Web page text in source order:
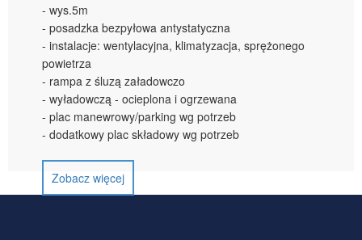
- wys.5m
- posadzka bezpyłowa antystatyczna
- instalacje: wentylacyjna, klimatyzacja, sprężonego
powietrza
- rampa z śluzą załadowczo
- wyładowczą - ocieplona i ogrzewana
- plac manewrowy/parking wg potrzeb
- dodatkowy plac składowy wg potrzeb
Zobacz więcej